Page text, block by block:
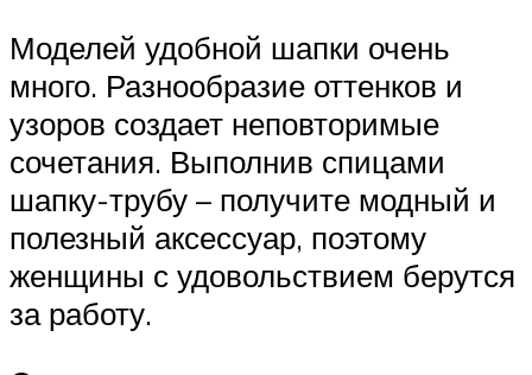
Моделей удобной шапки очень
много. Разнообразие оттенков и
узоров создает неповторимые
сочетания. Выполнив спицами
шапку-трубу – получите модный и
полезный аксессуар, поэтому
женщины с удовольствием берутся
за работу.